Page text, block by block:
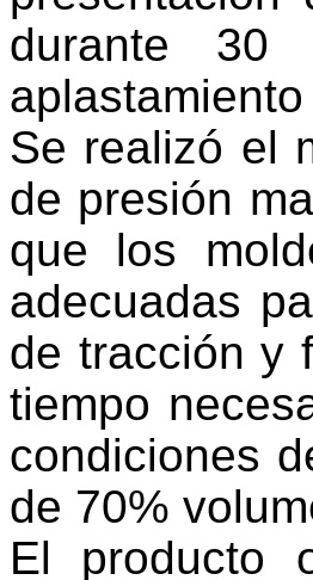
durante 30
Se realizó el
de presión
que los
adecuadas
de tracción y
tiempo
condiciones
de 70%
El producto